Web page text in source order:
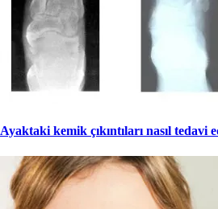
Ayaktaki kemik çıkıntıları nasıl tedavi